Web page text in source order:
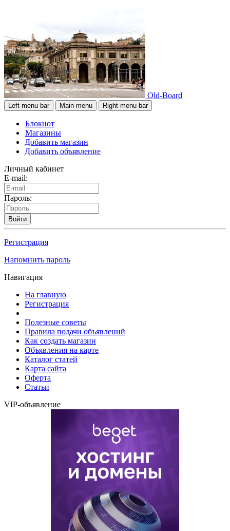
Old-Board
Left menu bar Main menu Right menu bar
Блокнот
Магазины
Добавить магазин
Добавить объявление
Личный кабинет
E-mail:
Пароль:
Войти
Регистрация
Напомнить пароль
Навигация
На главную
Регистрация
Полезные советы
Правила подачи объявлений
Как создать магазин
Объявления на карте
Каталог статей
Карта сайта
Оферта
Статьи
VIP-объявление